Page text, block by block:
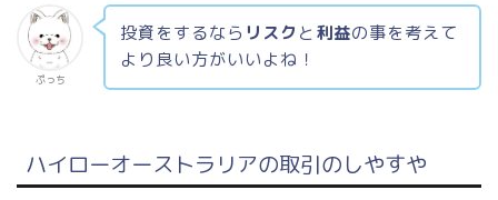
ぷっち
投資をするなら リスク と利益の事を考えて
より良い方がいいよね！
ハイローオーストラリアの取引のしやすや